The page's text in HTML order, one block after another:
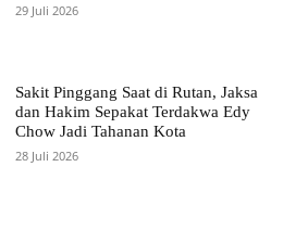
29 Juli 2026
Sakit Pinggang Saat di Rutan, Jaksa
dan Hakim Sepakat Terdakwa Edy
Chow Jadi Tahanan Kota
28 Juli 2026